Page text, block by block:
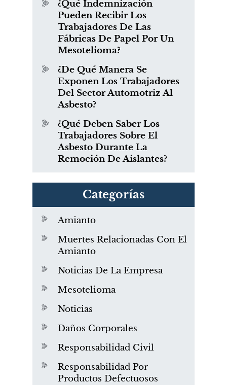
¿Qué Indemnización
Pueden Recibir Los
Trabajadores De Las
Fábricas De Papel Por Un
Mesotelioma?
¿De Qué Manera Se
Exponen Los Trabajadores
Del Sector Automotriz Al
Asbesto?
¿Qué Deben Saber Los
Trabajadores Sobre El
Asbesto Durante La
Remoción De Aislantes?
Categorías
Amianto
Muertes Relacionadas Con El
Amianto
Noticias De La Empresa
Mesotelioma
Noticias
Daños Corporales
Responsabilidad Civil
Responsabilidad Por
Productos Defectuosos